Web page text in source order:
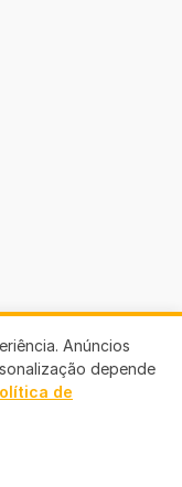
Anúncios
depende
de